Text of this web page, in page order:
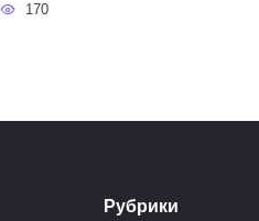
170
Рубрики